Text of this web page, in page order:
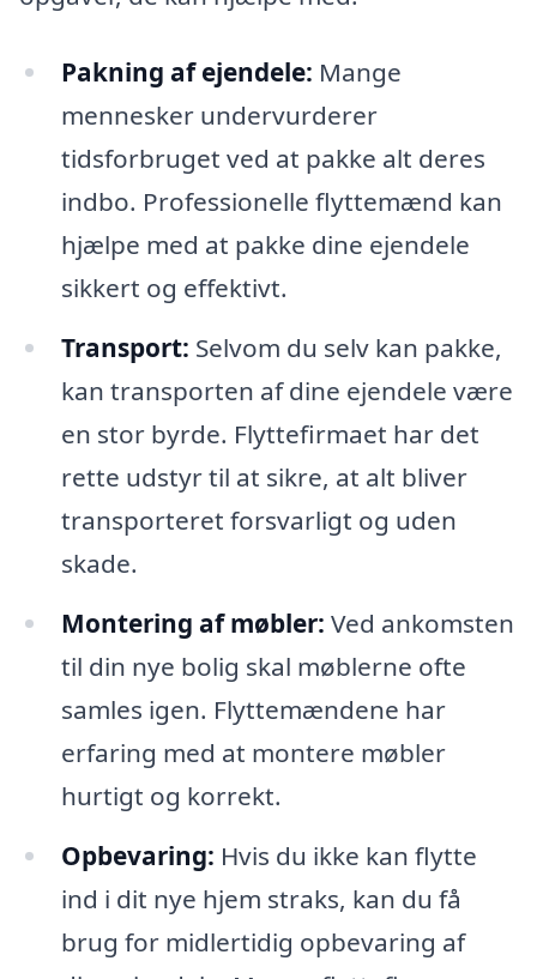
Pakning af ejendele: Mange
mennesker undervurderer
tidsforbruget ved at pakke alt deres
indbo. Professionelle flyttemænd kan
hjælpe med at pakke dine ejendele
sikkert og effektivt.
Transport: Selvom du selv kan pakke,
kan transporten af dine ejendele være
en stor byrde. Flyttefirmaet har det
rette udstyr til at sikre, at alt bliver
transporteret forsvarligt og uden
skade.
Montering af møbler: Ved ankomsten
til din nye bolig skal møblerne ofte
samles igen. Flyttemændene har
erfaring med at montere møbler
hurtigt og korrekt.
Opbevaring: Hvis du ikke kan flytte
ind i dit nye hjem straks, kan du få
brug for midlertidig opbevaring af